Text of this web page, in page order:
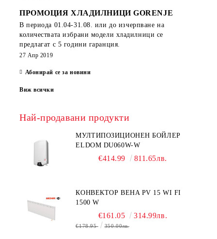
ПРОМОЦИЯ ХЛАДИЛНИЦИ GORENJE
В периода 01.04-31.08. или до изчерпване на
количествата избрани модели хладилници се
предлагат с 5 години гаранция.
27 Апр 2019
Абонирай се за новини
Виж всички
Най-продавани продукти
МУЛТИПОЗИЦИОНЕН БОЙЛЕР
ELDOM DU060W-W
€414.99 811.65лв.
КОНВЕКТОР BEHA PV 15 WI FI
1500 W
€161.05 314.99лв.
€178.95 350.00лв.